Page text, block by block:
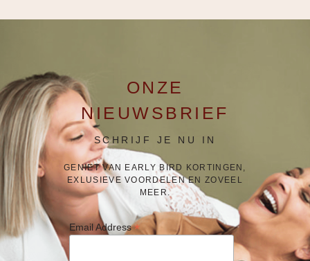
ONZE
NIEUWSBRIEF
SCHRIJF JE NU IN
GENIET VAN EARLY BIRD KORTINGEN,
EXLUSIEVE VOORDELEN EN ZOVEEL
MEER.
Email Address*